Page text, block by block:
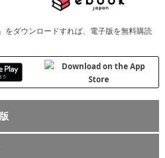
をダウンロードすれば、電子版を無料購読